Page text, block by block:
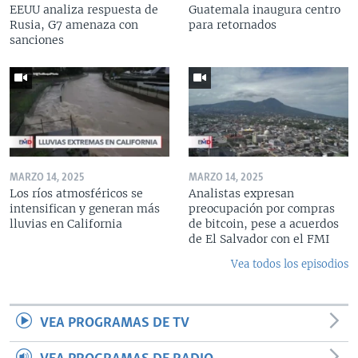
EEUU analiza respuesta de
Rusia, G7 amenaza con
sanciones
Guatemala inaugura centro
para retornados
MARZO 14, 2025
Los ríos atmosféricos se
intensifican y generan más
lluvias en California
MARZO 14, 2025
Analistas expresan
preocupación por compras
de bitcoin, pese a acuerdos
de El Salvador con el FMI
Vea todos los episodios
VEA PROGRAMAS DE TV